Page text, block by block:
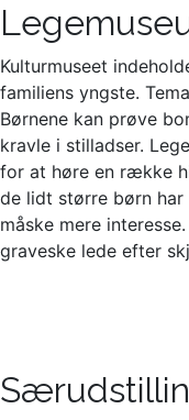
Kulturmuseet
familiens yngste.
Børnene kan prøve
kravle i stilladser.
for at høre en række
de lidt større børn har
måske mere
graveske lede efter